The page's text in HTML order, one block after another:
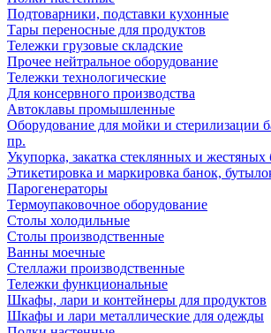
Подтоварники, подставки кухонные
Тары переносные для продуктов
Тележки грузовые складские
Прочее нейтральное оборудование
Тележки технологические
Для консервного производства
Автоклавы промышленные
Оборудование для мойки и стерилизации
пр.
Укупорка, закатка стеклянных и жестяных
Этикетировка и маркировка банок,
Парогенераторы
Термоупаковочное оборудование
Столы холодильные
Столы производственные
Ванны моечные
Стеллажи производственные
Тележки функциональные
Шкафы, лари и контейнеры для продуктов
Шкафы и лари металлические для одежды